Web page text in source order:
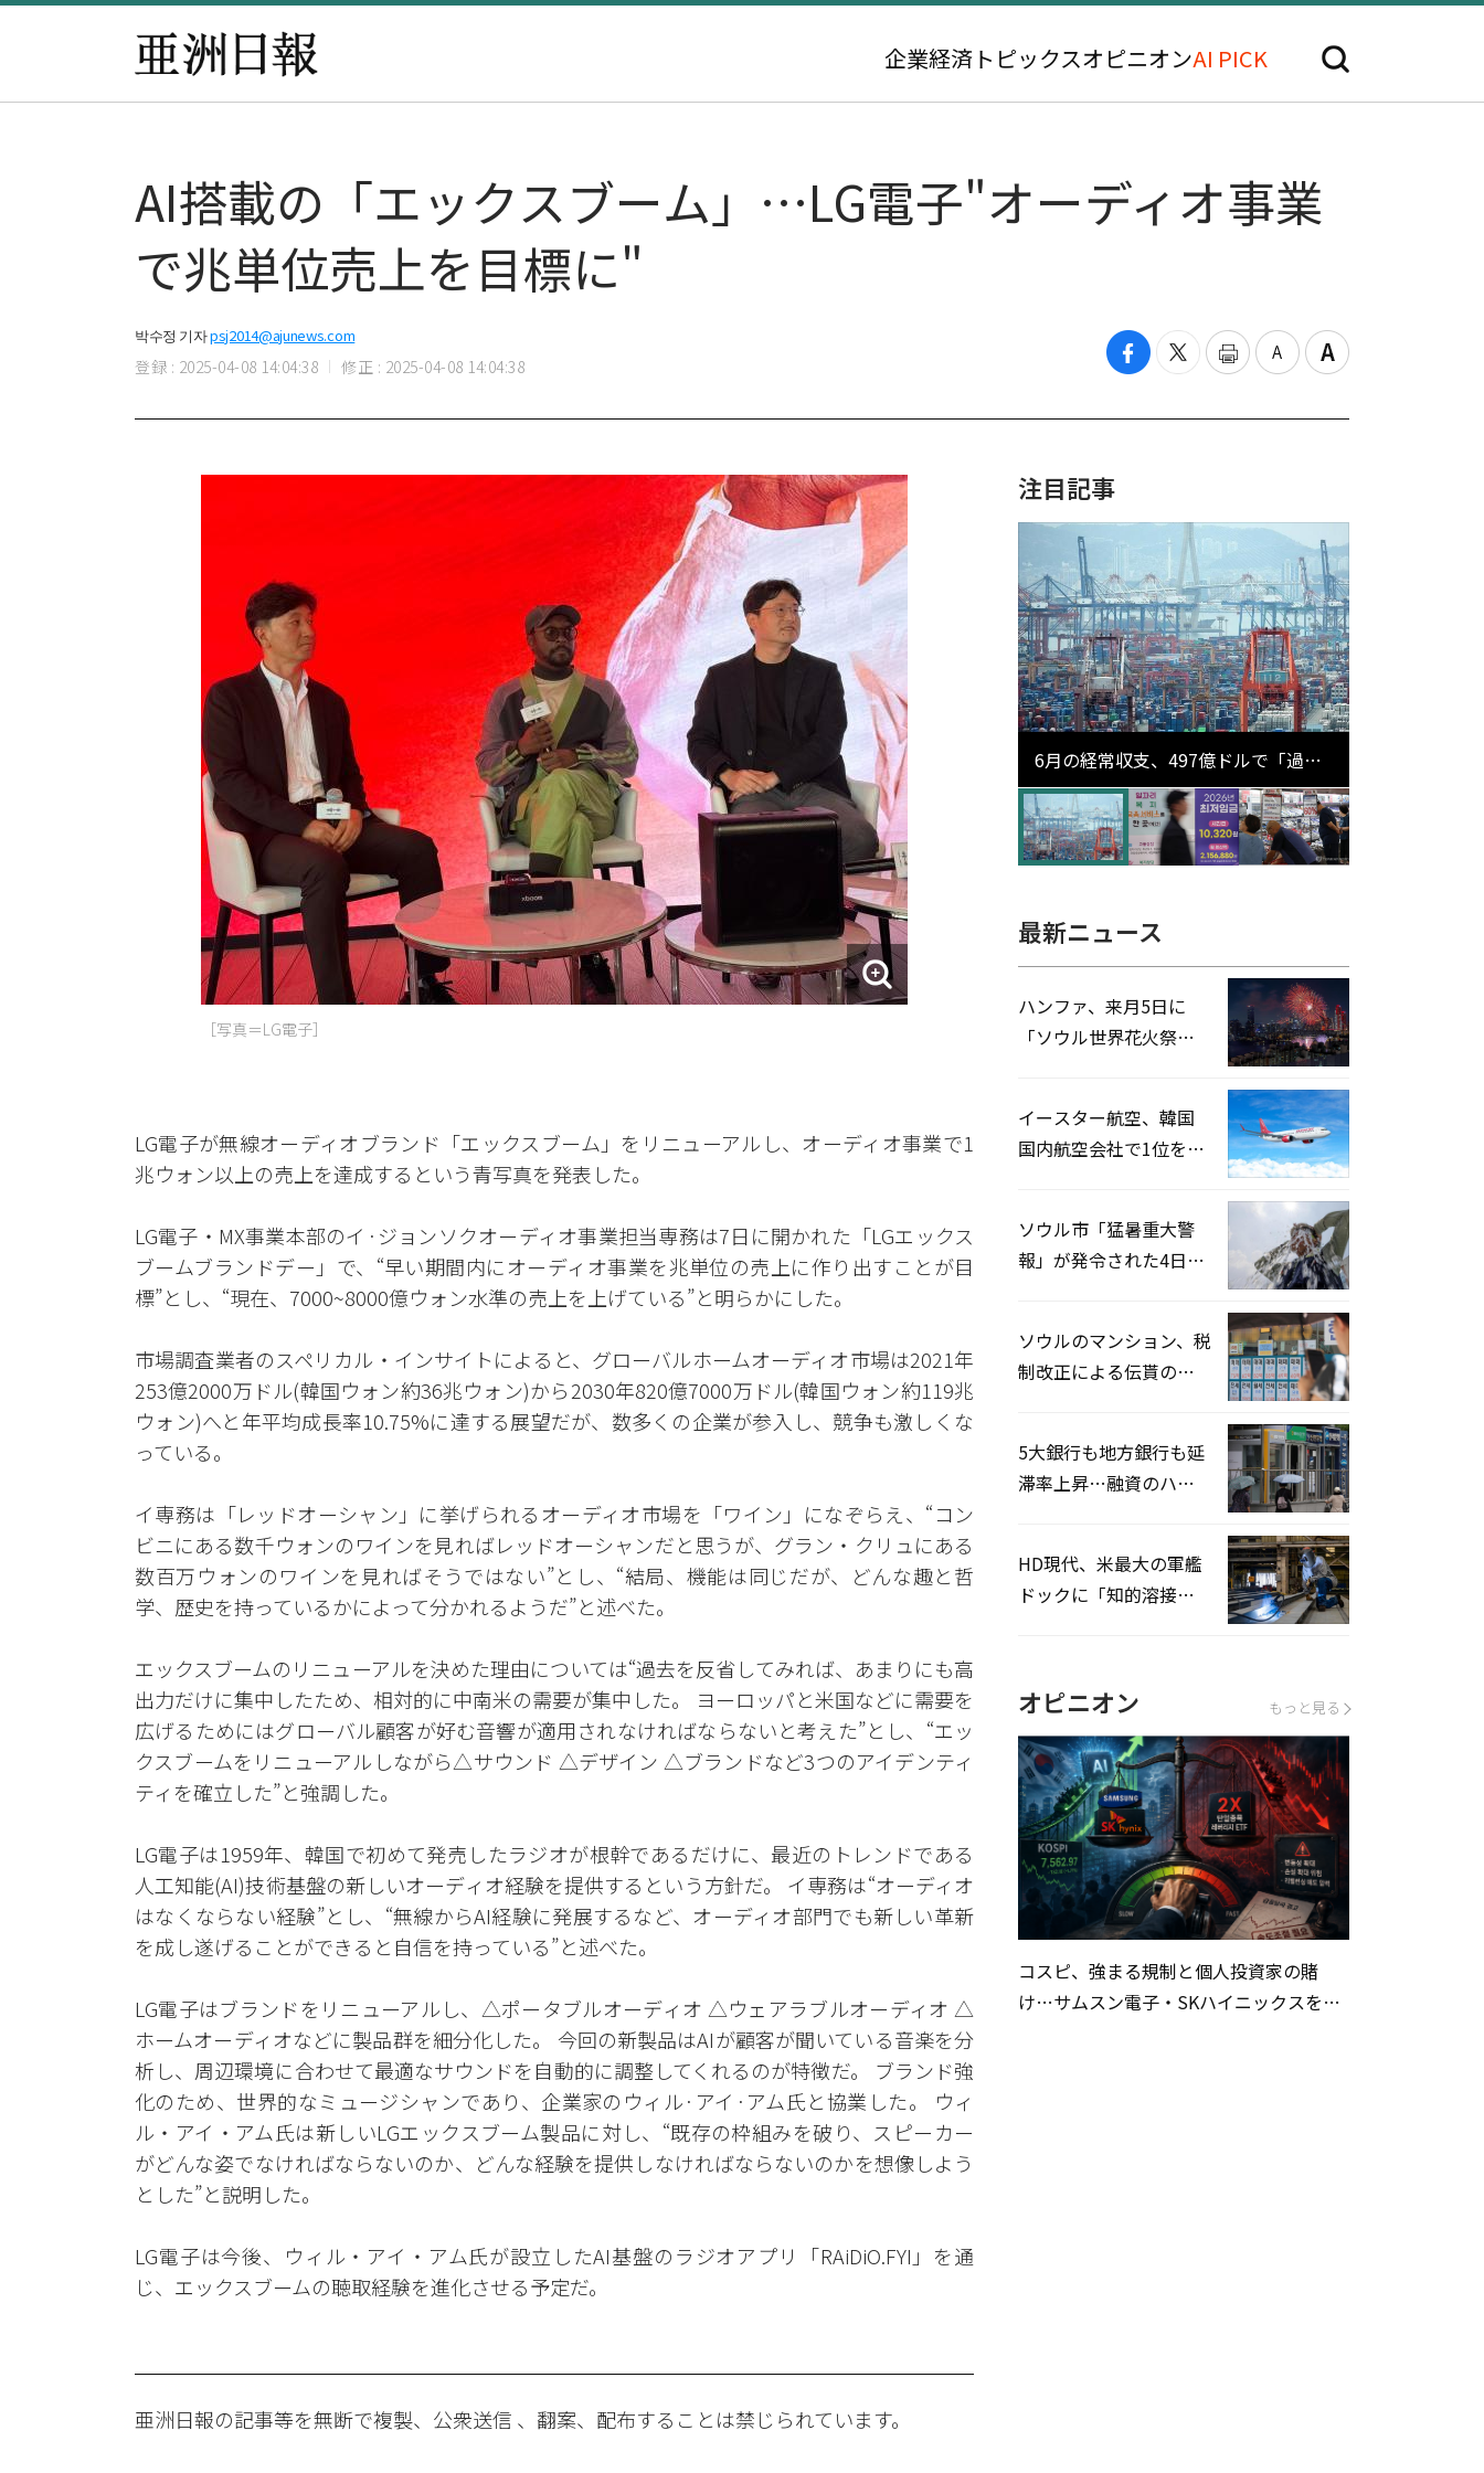
企業経済 トピックスオピニオンAI PICK
AI搭載の「エックスブーム」…LG電子"オーディオ事業
で兆単位売上を目標に"
박수정 기자psj2014@ajunews.com
登録 : 2025-04-08 14:04:38 修正 : 2025-04-08 14:04:38
［写真＝LG電子］
LG電子が無線オーディオブランド「エックスブーム」をリニューアルし、オーディオ事業で1
兆ウォン以上の売上を達成するという青写真を発表した。
LG電子・MX事業本部のイ·ジョンソクオーディオ事業担当専務は7日に開かれた「LGエックス
ブームブランドデー」で、“早い期間内にオーディオ事業を兆単位の売上に作り出すことが目
標”とし、“現在、7000~8000億ウォン水準の売上を上げている”と明らかにした。
市場調査業者のスペリカル・インサイトによると、グローバルホームオーディオ市場は2021年
253億2000万ドル(韓国ウォン約36兆ウォン)から2030年820億7000万ドル(韓国ウォン約119兆
ウォン)へと年平均成長率10.75%に達する展望だが、数多くの企業が参入し、競争も激しくな
っている。
イ専務は「レッドオーシャン」に挙げられるオーディオ市場を「ワイン」になぞらえ、“コン
ビニにある数千ウォンのワインを見ればレッドオーシャンだと思うが、グラン・クリュにある
数百万ウォンのワインを見ればそうではない”とし、“結局、機能は同じだが、どんな趣と哲
学、歴史を持っているかによって分かれるようだ”と述べた。
エックスブームのリニューアルを決めた理由については“過去を反省してみれば、あまりにも高
出力だけに集中したため、相対的に中南米の需要が集中した。 ヨーロッパと米国などに需要を
広げるためにはグローバル顧客が好む音響が適用されなければならないと考えた”とし、“エッ
クスブームをリニューアルしながら△サウンド △デザイン △ブランドなど3つのアイデンティ
ティを確立した”と強調した。
LG電子は1959年、韓国で初めて発売したラジオが根幹であるだけに、最近のトレンドである
人工知能(AI)技術基盤の新しいオーディオ経験を提供するという方針だ。 イ専務は“オーディオ
はなくならない経験”とし、“無線からAI経験に発展するなど、オーディオ部門でも新しい革新
を成し遂げることができると自信を持っている”と述べた。
LG電子はブランドをリニューアルし、△ポータブルオーディオ △ウェアラブルオーディオ △
ホームオーディオなどに製品群を細分化した。 今回の新製品はAIが顧客が聞いている音楽を分
析し、周辺環境に合わせて最適なサウンドを自動的に調整してくれるのが特徴だ。 ブランド強
化のため、世界的なミュージシャンであり、企業家のウィル·アイ·アム氏と協業した。 ウィ
ル・アイ・アム氏は新しいLGエックスブーム製品に対し、“既存の枠組みを破り、スピーカー
がどんな姿でなければならないのか、どんな経験を提供しなければならないのかを想像しよう
とした”と説明した。
LG電子は今後、ウィル・アイ・アム氏が設立したAI基盤のラジオアプリ「RAiDiO.FYI」を通
じ、エックスブームの聴取経験を進化させる予定だ。
亜洲日報の記事等を無断で複製、公衆送信 、翻案、配布することは禁じられています。
注目記事
6月の経常収支、497億ドルで「過去
最大」…輸出が初の1000億ドル突破
最新ニュース
ハンファ、来月5日に
「ソウル世界花火祭り
イースター航空、韓国
国内航空会社で1位を記
ソウル市「猛暑重大警
報」が発令された4日、
ソウルのマンション、税
制改正による伝貰の月
5大銀行も地方銀行も延
滞率上昇…融資のハー
HD現代、米最大の軍艦
ドックに「知的溶接」
オピニオン もっと見る
コスピ、強まる規制と個人投資家の賭
け…サムスン電子・SKハイニックスを巡